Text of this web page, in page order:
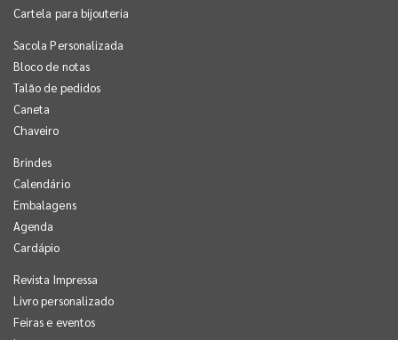
Cartela para bijouteria
Sacola Personalizada
Bloco de notas
Talão de pedidos
Caneta
Chaveiro
Brindes
Calendário
Embalagens
Agenda
Cardápio
Revista Impressa
Livro personalizado
Feiras e eventos